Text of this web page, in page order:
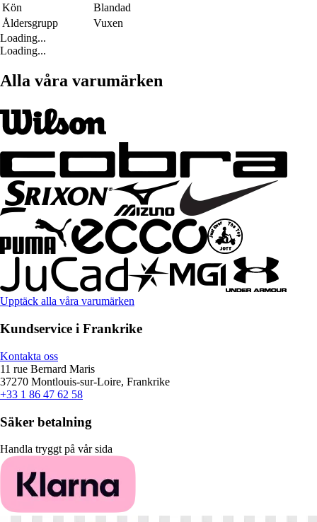
Kön
Blandad
Åldersgrupp
Vuxen
Loading...
Loading...
Alla våra varumärken
Upptäck alla våra varumärken
Kundservice i Frankrike
Kontakta oss
11 rue Bernard Maris
37270 Montlouis-sur-Loire, Frankrike
+33 1 86 47 62 58
Säker betalning
Handla tryggt på vår sida